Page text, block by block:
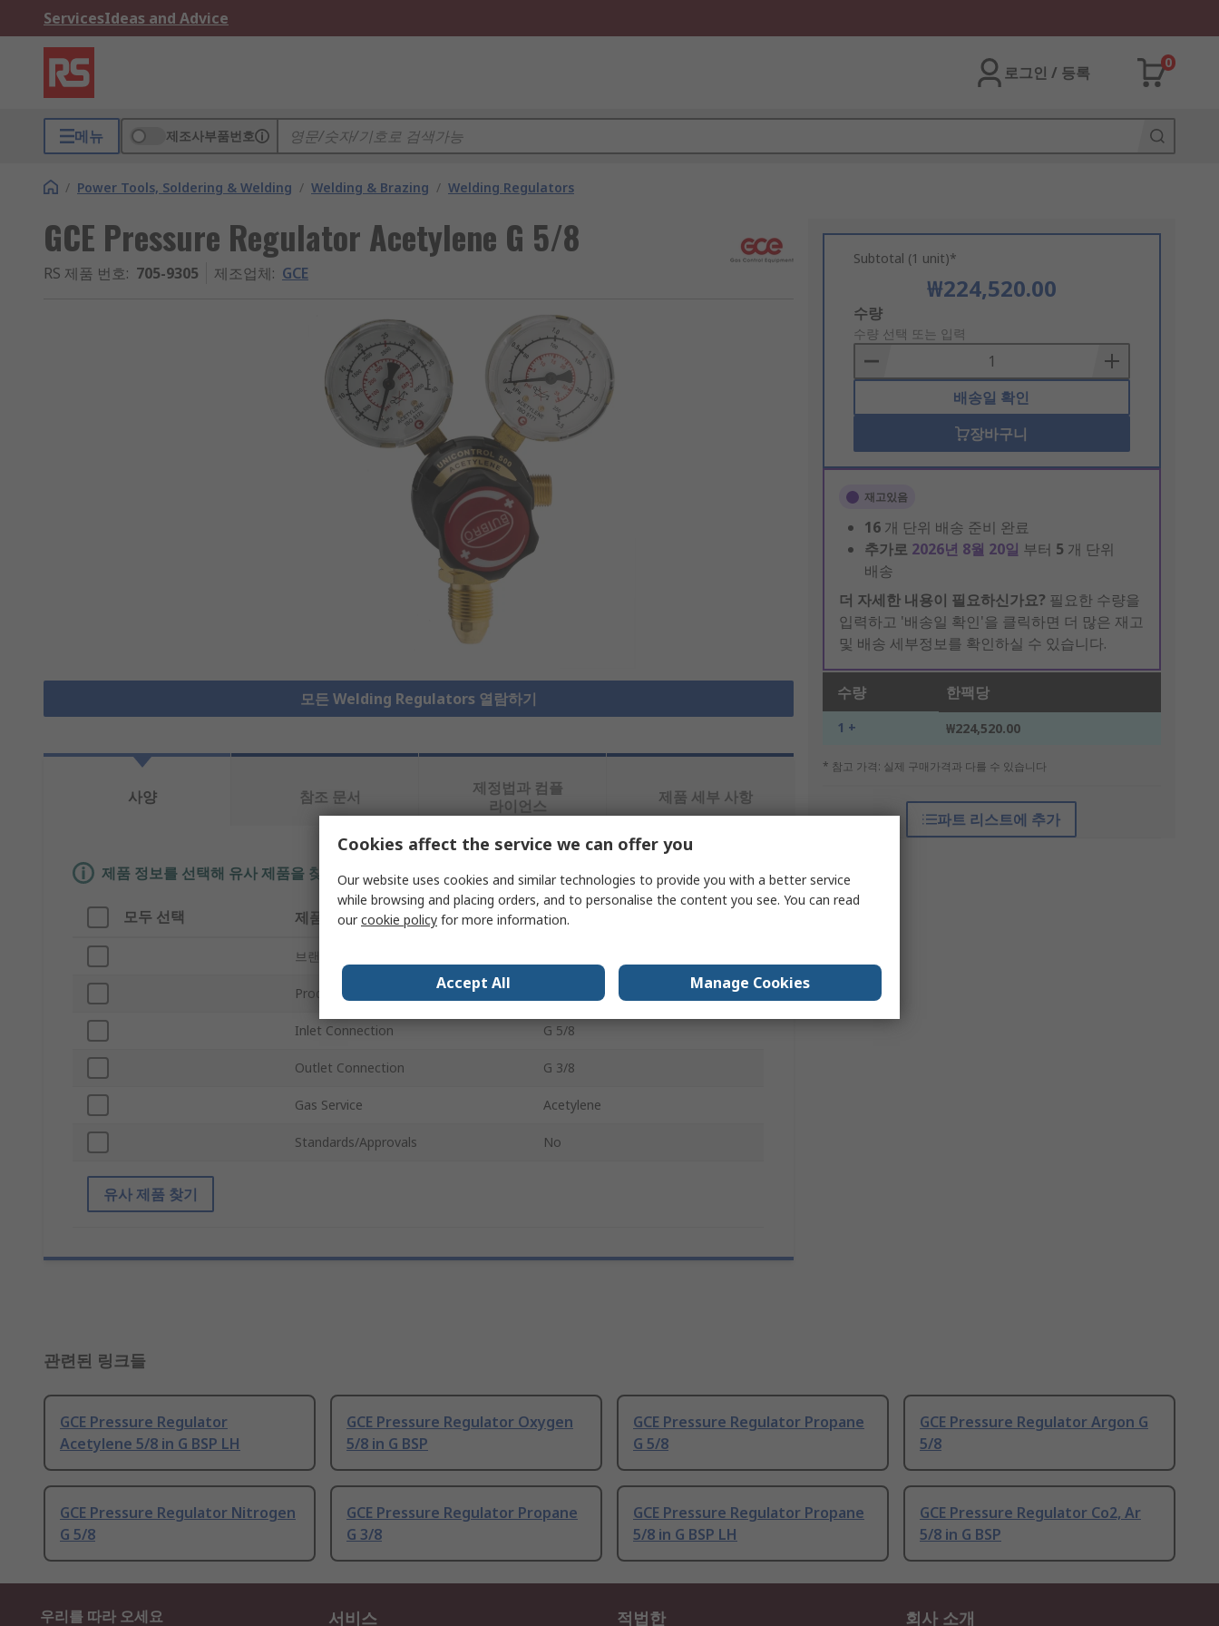
ServicesIdeas and Advice
로그인 / 등록
0
메뉴 제조사부품번호
/ Power Tools, Soldering & Welding / Welding & Brazing / Welding Regulators
GCE Pressure Regulator Acetylene G 5/8
RS 제품 번호: 705-9305 제조업체: GCE
모든 Welding Regulators 열람하기
Subtotal (1 unit)*
₩224,520.00
Add
to
Basket
수량
수량 선택 또는 입력
배송일 확인
장바구니
재고있음
16 개 단위 배송 준비 완료
추가로 2026년 8월 20일 부터 5 개 단위
배송
더 자세한 내용이 필요하신가요? 필요한 수량을
입력하고 '배송일 확인'을 클릭하면 더 많은 재고
및 배송 세부정보를 확인하실 수 있습니다.
수량 한팩당
1 + ₩224,520.00
* 참고 가격: 실제 구매가격과 다를 수 있습니다
파트 리스트에 추가
사양 참조 문서
제정법과 컴플
라이언스
제품 세부 사항
제품 정보를 선택해 유사 제품을 찾기
모두 선택 제품 정보 값
브랜드
Product Type Pressure Regulator
Inlet Connection G 5/8
Outlet Connection G 3/8
Gas Service Acetylene
Standards/Approvals No
유사 제품 찾기
관련된 링크들
GCE Pressure Regulator
Acetylene 5/8 in G BSP LH
GCE Pressure Regulator Oxygen
5/8 in G BSP
GCE Pressure Regulator Propane
G 5/8
GCE Pressure Regulator Argon G
5/8
GCE Pressure Regulator Nitrogen
G 5/8
GCE Pressure Regulator Propane
G 3/8
GCE Pressure Regulator Propane
5/8 in G BSP LH
GCE Pressure Regulator Co2, Ar
5/8 in G BSP
우리를 따라 오세요 서비스 적법한 회사 소개
Cookies affect the service we can offer you
Our website uses cookies and similar technologies to provide you with a better service
while browsing and placing orders, and to personalise the content you see. You can read
ourcookie policy for more information.
Accept All Manage Cookies